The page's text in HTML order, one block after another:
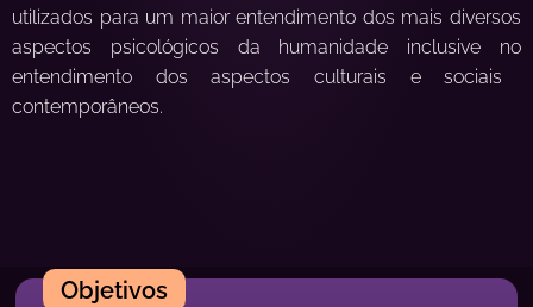
utilizados para um maior entendimento dos mais diversos
aspectos psicológicos da humanidade inclusive no
entendimento dos aspectos culturais e sociais
contemporâneos.
Objetivos